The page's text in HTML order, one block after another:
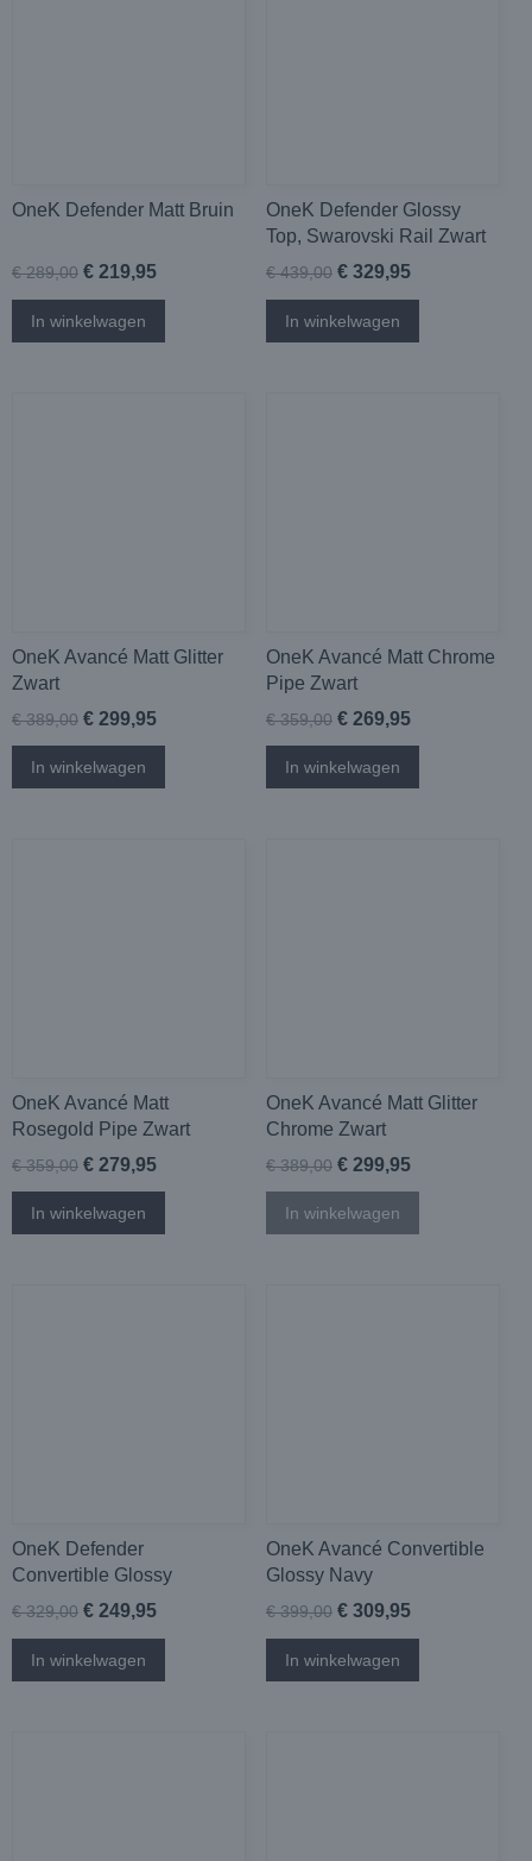
OneK Defender Matt Bruin
€ 289,00 € 219,95
In winkelwagen
OneK Defender Glossy
Top, Swarovski Rail Zwart
€ 439,00 € 329,95
In winkelwagen
OneK Avancé Matt Glitter
Zwart
€ 389,00 € 299,95
In winkelwagen
OneK Avancé Matt Chrome
Pipe Zwart
€ 359,00 € 269,95
In winkelwagen
OneK Avancé Matt
Rosegold Pipe Zwart
€ 359,00 € 279,95
In winkelwagen
OneK Avancé Matt Glitter
Chrome Zwart
€ 389,00 € 299,95
In winkelwagen
OneK Defender
Convertible Glossy
€ 329,00 € 249,95
In winkelwagen
OneK Avancé Convertible
Glossy Navy
€ 399,00 € 309,95
In winkelwagen